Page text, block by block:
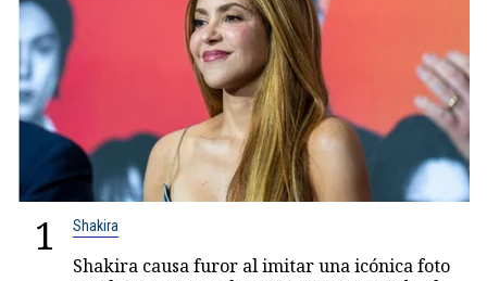
1 Shakira
Shakira causa furor al imitar una icónica foto